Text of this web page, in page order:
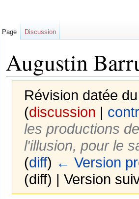
Augustin
Révision datée
(discussion |
les productions
l'illusion, pour le
(diff) ← Version
(diff) | Version
Page Discussion